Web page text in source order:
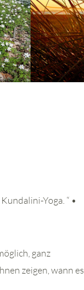
Yoga. “ •
ganz
zeigen, wann es